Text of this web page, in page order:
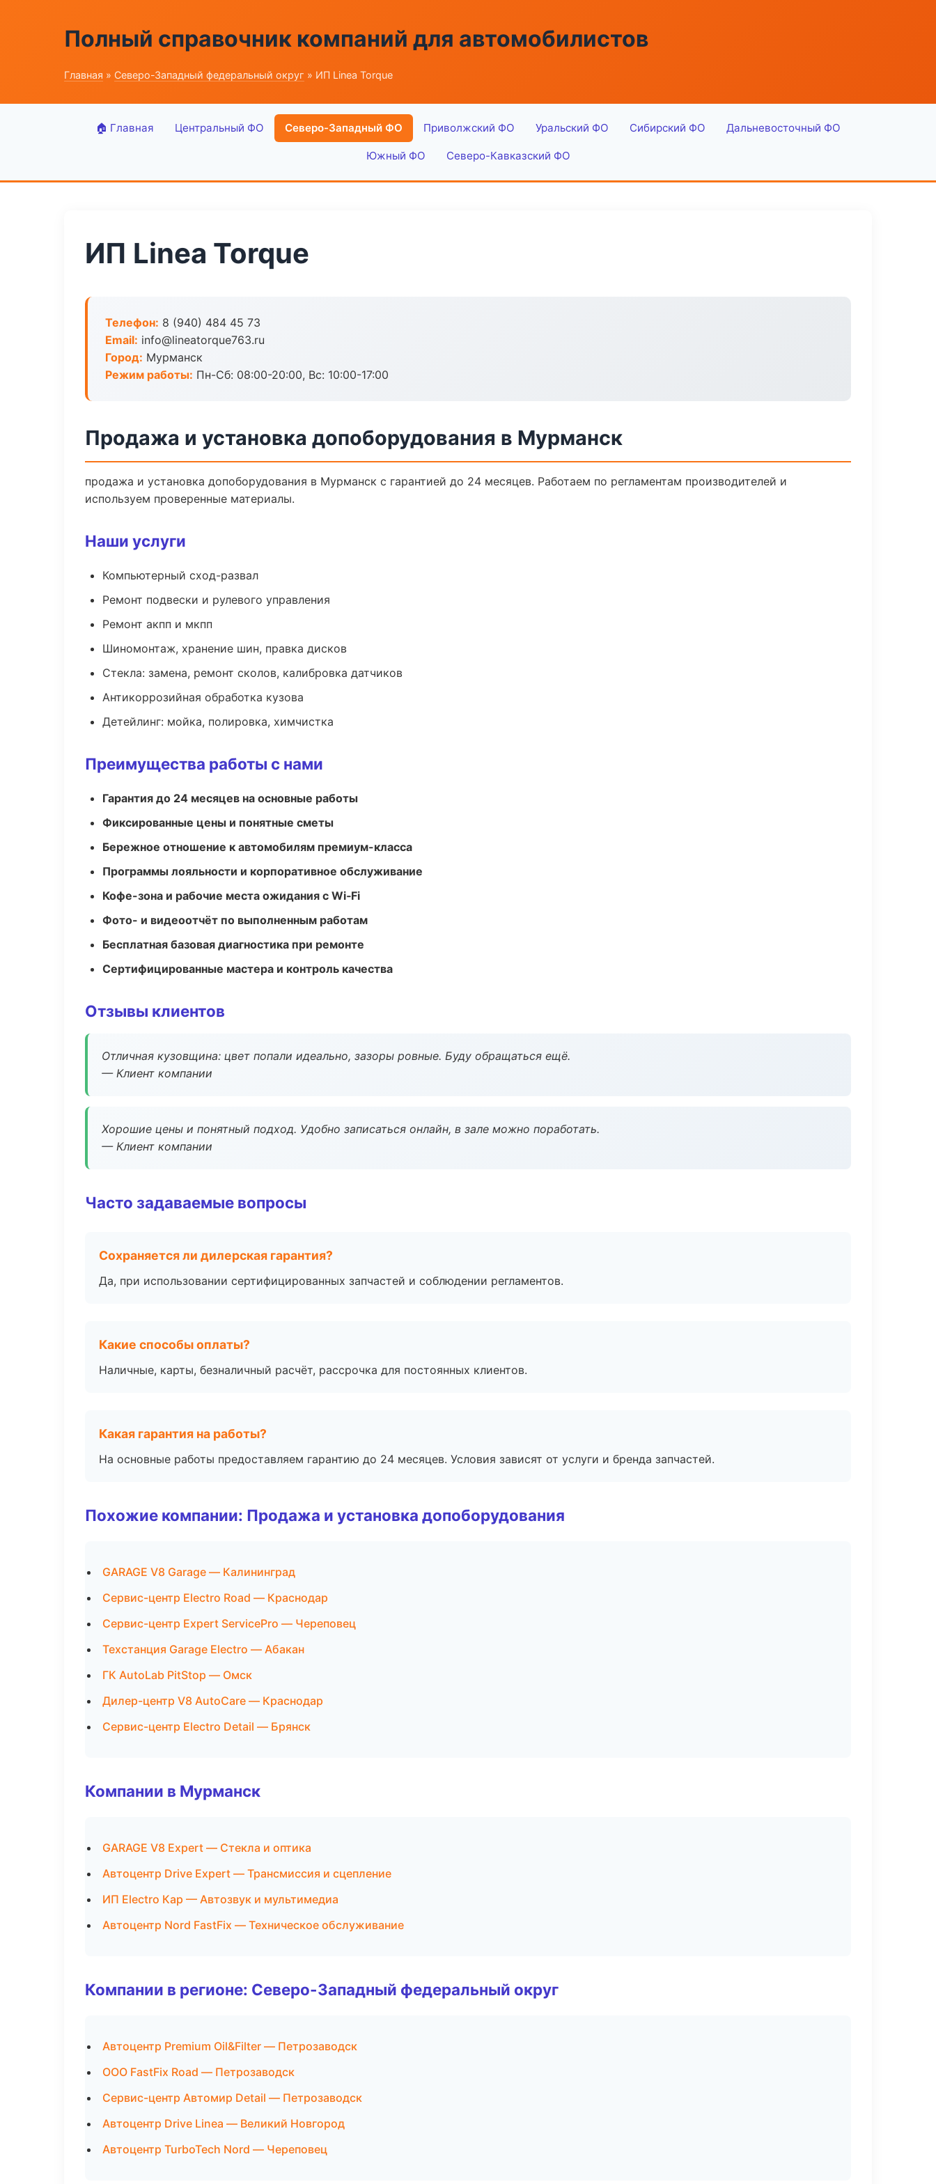
Полный справочник компаний для автомобилистов
Главная » Северо-Западный федеральный округ » ИП Linea Torque
🏠 Главная Центральный ФО Северо-Западный ФО Приволжский ФО Уральский ФО Сибирский ФО Дальневосточный ФО
Южный ФО Северо-Кавказский ФО
ИП Linea Torque
Телефон: 8 (940) 484 45 73
Email: info@lineatorque763.ru
Город: Мурманск
Режим работы: Пн-Сб: 08:00-20:00, Вс: 10:00-17:00
Продажа и установка допоборудования в Мурманск
продажа и установка допоборудования в Мурманск с гарантией до 24 месяцев. Работаем по регламентам производителей и
используем проверенные материалы.
Наши услуги
Компьютерный сход-развал
Ремонт подвески и рулевого управления
Ремонт акпп и мкпп
Шиномонтаж, хранение шин, правка дисков
Стекла: замена, ремонт сколов, калибровка датчиков
Антикоррозийная обработка кузова
Детейлинг: мойка, полировка, химчистка
Преимущества работы с нами
Гарантия до 24 месяцев на основные работы
Фиксированные цены и понятные сметы
Бережное отношение к автомобилям премиум-класса
Программы лояльности и корпоративное обслуживание
Кофе-зона и рабочие места ожидания с Wi‑Fi
Фото- и видеоотчёт по выполненным работам
Бесплатная базовая диагностика при ремонте
Сертифицированные мастера и контроль качества
Отзывы клиентов
Отличная кузовщина: цвет попали идеально, зазоры ровные. Буду обращаться ещё.
— Клиент компании
Хорошие цены и понятный подход. Удобно записаться онлайн, в зале можно поработать.
— Клиент компании
Часто задаваемые вопросы
Сохраняется ли дилерская гарантия?
Да, при использовании сертифицированных запчастей и соблюдении регламентов.
Какие способы оплаты?
Наличные, карты, безналичный расчёт, рассрочка для постоянных клиентов.
Какая гарантия на работы?
На основные работы предоставляем гарантию до 24 месяцев. Условия зависят от услуги и бренда запчастей.
Похожие компании: Продажа и установка допоборудования
GARAGE V8 Garage — Калининград
Сервис-центр Electro Road — Краснодар
Сервис-центр Expert ServicePro — Череповец
Техстанция Garage Electro — Абакан
ГК AutoLab PitStop — Омск
Дилер-центр V8 AutoCare — Краснодар
Сервис-центр Electro Detail — Брянск
Компании в Мурманск
GARAGE V8 Expert — Стекла и оптика
Автоцентр Drive Expert — Трансмиссия и сцепление
ИП Electro Кар — Автозвук и мультимедиа
Автоцентр Nord FastFix — Техническое обслуживание
Компании в регионе: Северо-Западный федеральный округ
Автоцентр Premium Oil&Filter — Петрозаводск
ООО FastFix Road — Петрозаводск
Сервис-центр Автомир Detail — Петрозаводск
Автоцентр Drive Linea — Великий Новгород
Автоцентр TurboTech Nord — Череповец